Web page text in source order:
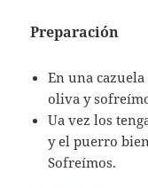
Preparación
En una
oliva y
Ua vez los
y el puerro
Sofreímos.